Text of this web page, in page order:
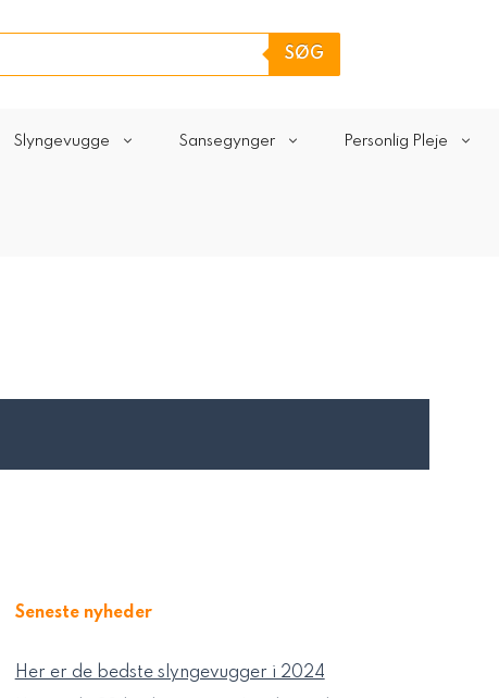
SØG
Slyngevugge Sansegynger Personlig Pleje
Seneste nyheder
Her er de bedste slyngevugger i 2024